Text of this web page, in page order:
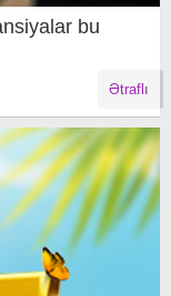
bu
Ətraflı